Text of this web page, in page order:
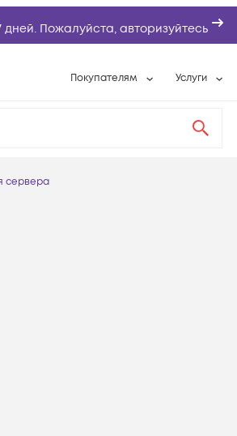
дней. Пожалуйста, авторизуйтесь
Покупателям Услуги
сервера